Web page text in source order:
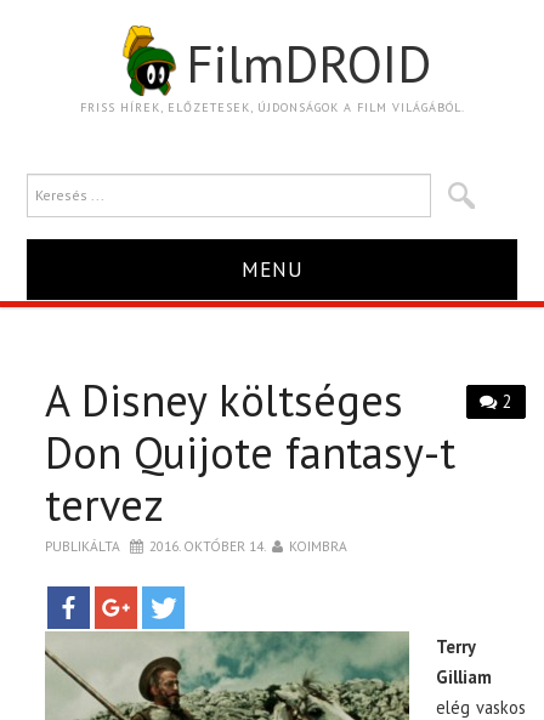
FilmDROID
FRISS HÍREK, ELŐZETESEK, ÚJDONSÁGOK A FILM VILÁGÁBÓL.
MENU
TRAILER
KRITIKA
BOXOFFICE
TOP10
KULISSZA
2
A Disney költséges
Don Quijote fantasy-t
tervez
PUBLIKÁLTA 2016. OKTÓBER 14. KOIMBRA
Terry
Gilliam
elég vaskos